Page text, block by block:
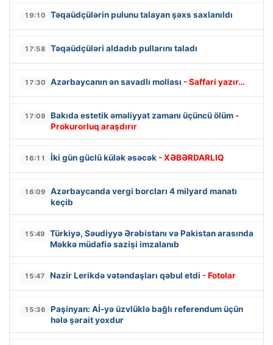
19:10 Təqaüdçülərin pulunu talayan şəxs saxlanıldı
17:58 Təqaüdçüləri aldadıb pullarını taladı
17:30 Azərbaycanın ən savadlı mollası - Saffari yazır…
17:09 Bakıda estetik əməliyyat zamanı üçüncü ölüm -
Prokurorluq araşdırır
16:11 İki gün güclü külək əsəcək - XƏBƏRDARLIQ
16:09
Azərbaycanda vergi borcları 4 milyard manatı
keçib
15:49
Türkiyə, Səudiyyə Ərəbistanı və Pakistan arasında
Məkkə müdafiə sazişi imzalanıb
15:47 Nazir Lerikdə vətəndaşları qəbul etdi - Fotolar
15:36
Paşinyan: Aİ-yə üzvlüklə bağlı referendum üçün
hələ şərait yoxdur